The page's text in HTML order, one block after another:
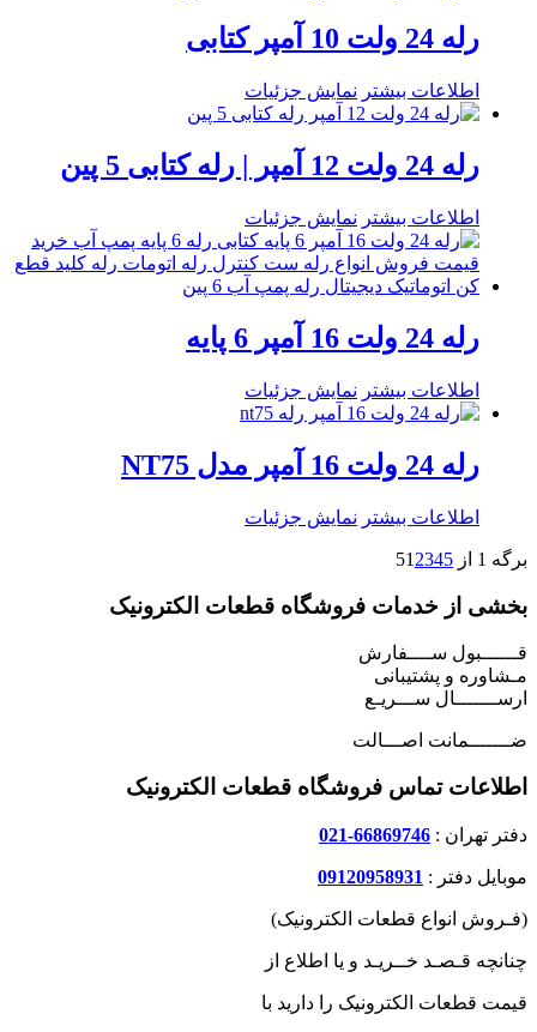
رله 24 ولت 10 آمپر کتابی
اطلاعات بیشتر نمایش جزئیات
رله 24 ولت 12 آمپر | رله کتابی 5 پین
اطلاعات بیشتر نمایش جزئیات
رله 24 ولت 16 آمپر 6 پایه
اطلاعات بیشتر نمایش جزئیات
رله 24 ولت 16 آمپر مدل NT75
اطلاعات بیشتر نمایش جزئیات
برگه 1 از 5 1 2345
بخشی از خدمات فروشگاه قطعات الکترونیک
قــــــبول ســــفارش
مـشاوره و پشتیبانی
ارســـــــال ســـریـع
ضـــــــمانت اصـــالت
اطلاعات تماس فروشگاه قطعات الکترونیک
دفتر تهران : 66869746-021
موبایل دفتر : 09120958931
(فـروش انواع قطعات الکترونیک)
چنانچه قـصـد خــریـد و یا اطلاع از
قیمت قطعات الکترونیک را دارید با